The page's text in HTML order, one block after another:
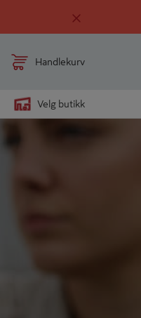
Handlekurv
Velg butikk